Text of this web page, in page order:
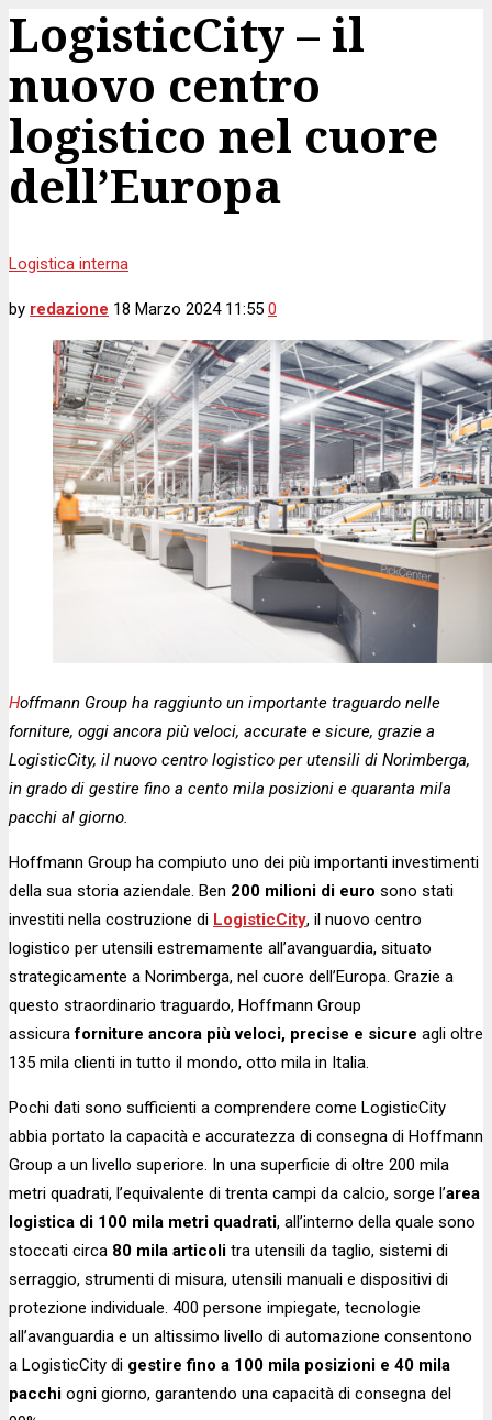
LogisticCity – il
nuovo centro
logistico nel cuore
dell’Europa
Logistica interna
by redazione 18 Marzo 2024 11:55 0
Hoffmann Group ha raggiunto un importante traguardo nelle
forniture, oggi ancora più veloci, accurate e sicure, grazie a
LogisticCity, il nuovo centro logistico per utensili di Norimberga,
in grado di gestire fino a cento mila posizioni e quaranta mila
pacchi al giorno.
Hoffmann Group ha compiuto uno dei più importanti investimenti
della sua storia aziendale. Ben 200 milioni di euro sono stati
investiti nella costruzione di LogisticCity, il nuovo centro
logistico per utensili estremamente all’avanguardia, situato
strategicamente a Norimberga, nel cuore dell’Europa. Grazie a
questo straordinario traguardo, Hoffmann Group
assicuraforniture ancora più veloci, precise e sicure agli oltre
135 mila clienti in tutto il mondo, otto mila in Italia.
Pochi dati sono sufficienti a comprendere come LogisticCity
abbia portato la capacità e accuratezza di consegna di Hoffmann
Group a un livello superiore. In una superficie di oltre 200 mila
metri quadrati, l’equivalente di trenta campi da calcio, sorge l’area
logistica di 100 mila metri quadrati, all’interno della quale sono
stoccati circa 80 mila articoli tra utensili da taglio, sistemi di
serraggio, strumenti di misura, utensili manuali e dispositivi di
protezione individuale. 400 persone impiegate, tecnologie
all’avanguardia e un altissimo livello di automazione consentono
a LogisticCity di gestire fino a 100 mila posizioni e 40 mila
pacchi ogni giorno, garantendo una capacità di consegna del